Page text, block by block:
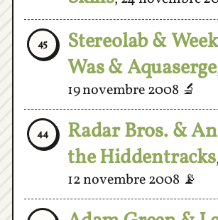
45
Stereolab &
Was & Aquaserge,
19 novembre 2008🔬
44
Radar Bros. &
the Hiddentracks
12 novembre 2008📡
43
Adam Green &